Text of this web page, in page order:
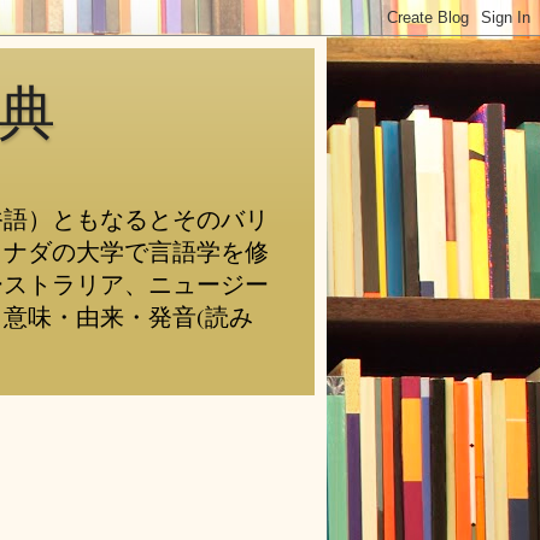
）ともなるとそのバリ
ダの大学で言語学を修
トラリア、ニュージー
味・由来・発音(読み